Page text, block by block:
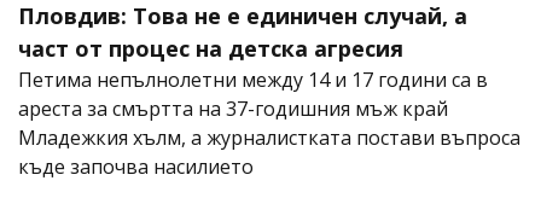
Пловдив: Това не е единичен случай, а
част от процес на детска агресия
Петима непълнолетни между 14 и 17 години са в
ареста за смъртта на 37-годишния мъж край
Младежкия хълм, а журналистката постави въпроса
къде започва насилието